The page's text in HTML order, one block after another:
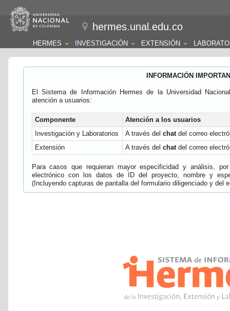
hermes.unal.edu.co
HERMES INVESTIGACIÓN EXTENSIÓN
INFORMACIÓN
El Sistema de Información Hermes de la Universidad
atención a usuarios:
Componente
Atención a los usuarios
Investigación y Laboratorios
A través del chatdel correo
Extensión
A través del chatdel correo
Para casos que requieran mayor especificidad y análisis,
electrónico con los datos de ID del proyecto, nombre y
(Incluyendo capturas de pantalla del formulario diligenciado y del